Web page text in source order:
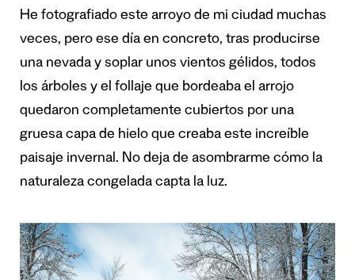
He fotografiado este arroyo de mi ciudad muchas
veces, pero ese día en concreto, tras producirse
una nevada y soplar unos vientos gélidos, todos
los árboles y el follaje que bordeaba el arrojo
quedaron completamente cubiertos por una
gruesa capa de hielo que creaba este increíble
paisaje invernal. No deja de asombrarme cómo la
naturaleza congelada capta la luz.